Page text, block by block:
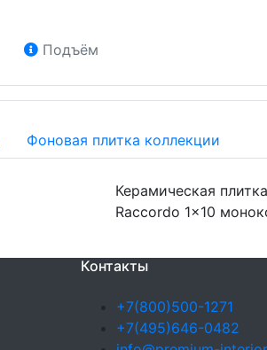
Подъём
Фоновая плитка коллекции
Керамическая
Raccordo 1x10
Контакты
+7(800)500-1271
+7(495)646-0482